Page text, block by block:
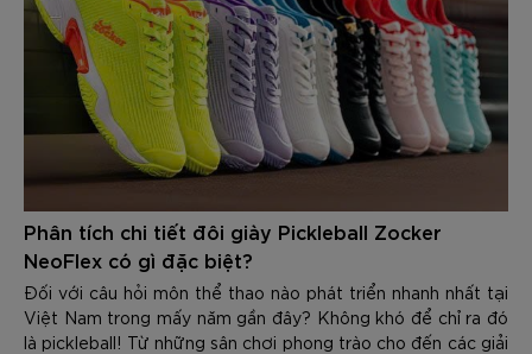
Phân tích chi tiết đôi giày Pickleball Zocker
NeoFlex có gì đặc biệt?
Đối với câu hỏi môn thể thao nào phát triển nhanh nhất tại
Việt Nam trong mấy năm gần đây? Không khó để chỉ ra đó
là pickleball! Từ những sân chơi phong trào cho đến các giải